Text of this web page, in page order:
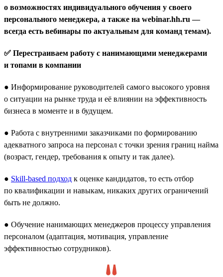
о возможностях индивидуального обучения у своего
персонального менеджера, а также на webinar.hh.ru —
всегда есть вебинары по актуальным для команд темам).
✅ Перестраиваем работу с нанимающими менеджерами
и топами в компании
● Информирование руководителей самого высокого уровня
о ситуации на рынке труда и её влиянии на эффективность
бизнеса в моменте и в будущем.
● Работа с внутренними заказчиками по формированию
адекватного запроса на персонал с точки зрения границ найма
(возраст, гендер, требования к опыту и так далее).
● Skill-based подход к оценке кандидатов, то есть отбор
по квалификации и навыкам, никаких других ограничений
быть не должно.
● Обучение нанимающих менеджеров процессу управления
персоналом (адаптация, мотивация, управление
эффективностью сотрудников).